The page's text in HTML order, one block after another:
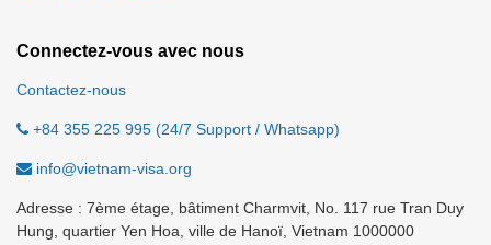
Connectez-vous avec nous
Contactez-nous
+84 355 225 995 (24/7 Support / Whatsapp)
info@vietnam-visa.org
Adresse : 7ème étage, bâtiment Charmvit, No. 117 rue Tran Duy
Hung, quartier Yen Hoa, ville de Hanoï, Vietnam 1000000